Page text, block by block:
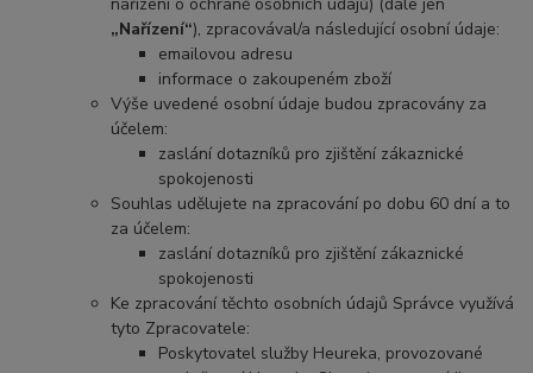
nařízení o ochraně osobních údajů) (dále jen
„Nařízení“), zpracovával/a následující osobní údaje:
emailovou adresu
informace o zakoupeném zboží
Výše uvedené osobní údaje budou zpracovány za
účelem:
zaslání dotazníků pro zjištění zákaznické
spokojenosti
Souhlas udělujete na zpracování po dobu 60 dní a to
za účelem:
zaslání dotazníků pro zjištění zákaznické
spokojenosti
Ke zpracování těchto osobních údajů Správce využívá
tyto Zpracovatele:
Poskytovatel služby Heureka, provozované